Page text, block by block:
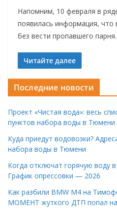
Напомним, 10 февраля в
появилась информация,
без вести пропавшего
Читайте далее
Последние новости
Проект «Чистая вода»: весь
пунктов набора воды в Тюмени
Куда приедут водовозки?
набора воды в Тюмени
Когда отключат горячую воду
График опрессовки — 2026
Как разбили BMW M4 на
МОМЕНТ жуткого ДТП попал